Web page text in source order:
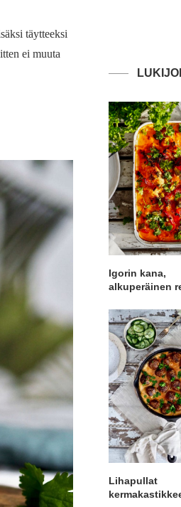
täytteeksi
ei muuta
Igorin kana,
alkuperäinen
Lihapullat